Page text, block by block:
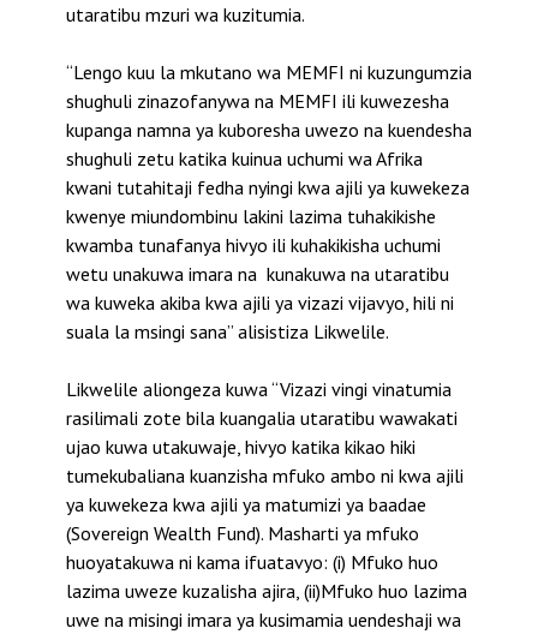
utaratibu mzuri wa kuzitumia.
“Lengo kuu la mkutano wa MEMFI ni kuzungumzia
shughuli zinazofanywa na MEMFI ili kuwezesha
kupanga namna ya kuboresha uwezo na kuendesha
shughuli zetu katika kuinua uchumi wa Afrika
kwani tutahitaji fedha nyingi kwa ajili ya kuwekeza
kwenye miundombinu lakini lazima tuhakikishe
kwamba tunafanya hivyo ili kuhakikisha uchumi
wetu unakuwa imara na kunakuwa na utaratibu
wa kuweka akiba kwa ajili ya vizazi vijavyo, hili ni
suala la msingi sana” alisistiza Likwelile.
Likwelile aliongeza kuwa “Vizazi vingi vinatumia
rasilimali zote bila kuangalia utaratibu wawakati
ujao kuwa utakuwaje, hivyo katika kikao hiki
tumekubaliana kuanzisha mfuko ambo ni kwa ajili
ya kuwekeza kwa ajili ya matumizi ya baadae
(Sovereign Wealth Fund). Masharti ya mfuko
huoyatakuwa ni kama ifuatavyo: (i) Mfuko huo
lazima uweze kuzalisha ajira, (ii)Mfuko huo lazima
uwe na misingi imara ya kusimamia uendeshaji wa